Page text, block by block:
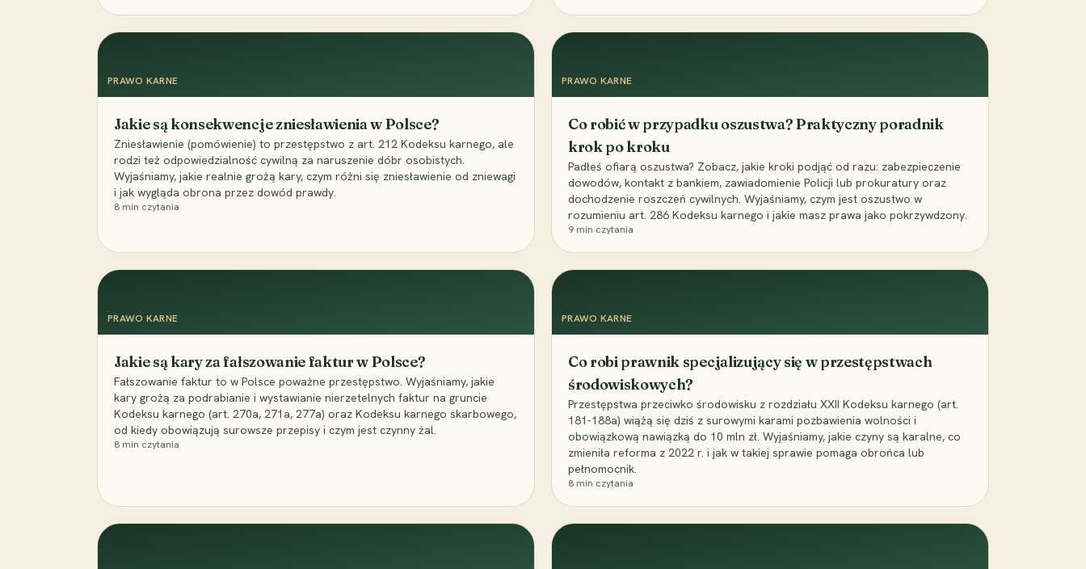
PRAWO KARNE
Jakie są konsekwencje zniesławienia w Polsce?
Zniesławienie (pomówienie) to przestępstwo z art. 212 Kodeksu karnego, ale
rodzi też odpowiedzialność cywilną za naruszenie dóbr osobistych.
Wyjaśniamy, jakie realnie grożą kary, czym różni się zniesławienie od zniewagi
i jak wygląda obrona przez dowód prawdy.
8 min czytania
PRAWO KARNE
Co robić w przypadku oszustwa? Praktyczny poradnik
krok po kroku
Padłeś ofiarą oszustwa? Zobacz, jakie kroki podjąć od razu: zabezpieczenie
dowodów, kontakt z bankiem, zawiadomienie Policji lub prokuratury oraz
dochodzenie roszczeń cywilnych. Wyjaśniamy, czym jest oszustwo w
rozumieniu art. 286 Kodeksu karnego i jakie masz prawa jako pokrzywdzony.
9 min czytania
PRAWO KARNE
Jakie są kary za fałszowanie faktur w Polsce?
Fałszowanie faktur to w Polsce poważne przestępstwo. Wyjaśniamy, jakie
kary grożą za podrabianie i wystawianie nierzetelnych faktur na gruncie
Kodeksu karnego (art. 270a, 271a, 277a) oraz Kodeksu karnego skarbowego,
od kiedy obowiązują surowsze przepisy i czym jest czynny żal.
8 min czytania
PRAWO KARNE
Co robi prawnik specjalizujący się w przestępstwach
środowiskowych?
Przestępstwa przeciwko środowisku z rozdziału XXII Kodeksu karnego (art.
181-188a) wiążą się dziś z surowymi karami pozbawienia wolności i
obowiązkową nawiązką do 10 mln zł. Wyjaśniamy, jakie czyny są karalne, co
zmieniła reforma z 2022 r. i jak w takiej sprawie pomaga obrońca lub
pełnomocnik.
8 min czytania